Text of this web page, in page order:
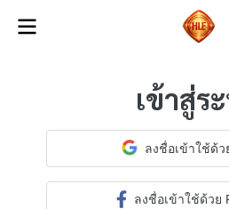
เข้าสู่ร
ลงชื่อเข้าใช้ด้ว
ลงชื่อเข้าใช้ด้วย